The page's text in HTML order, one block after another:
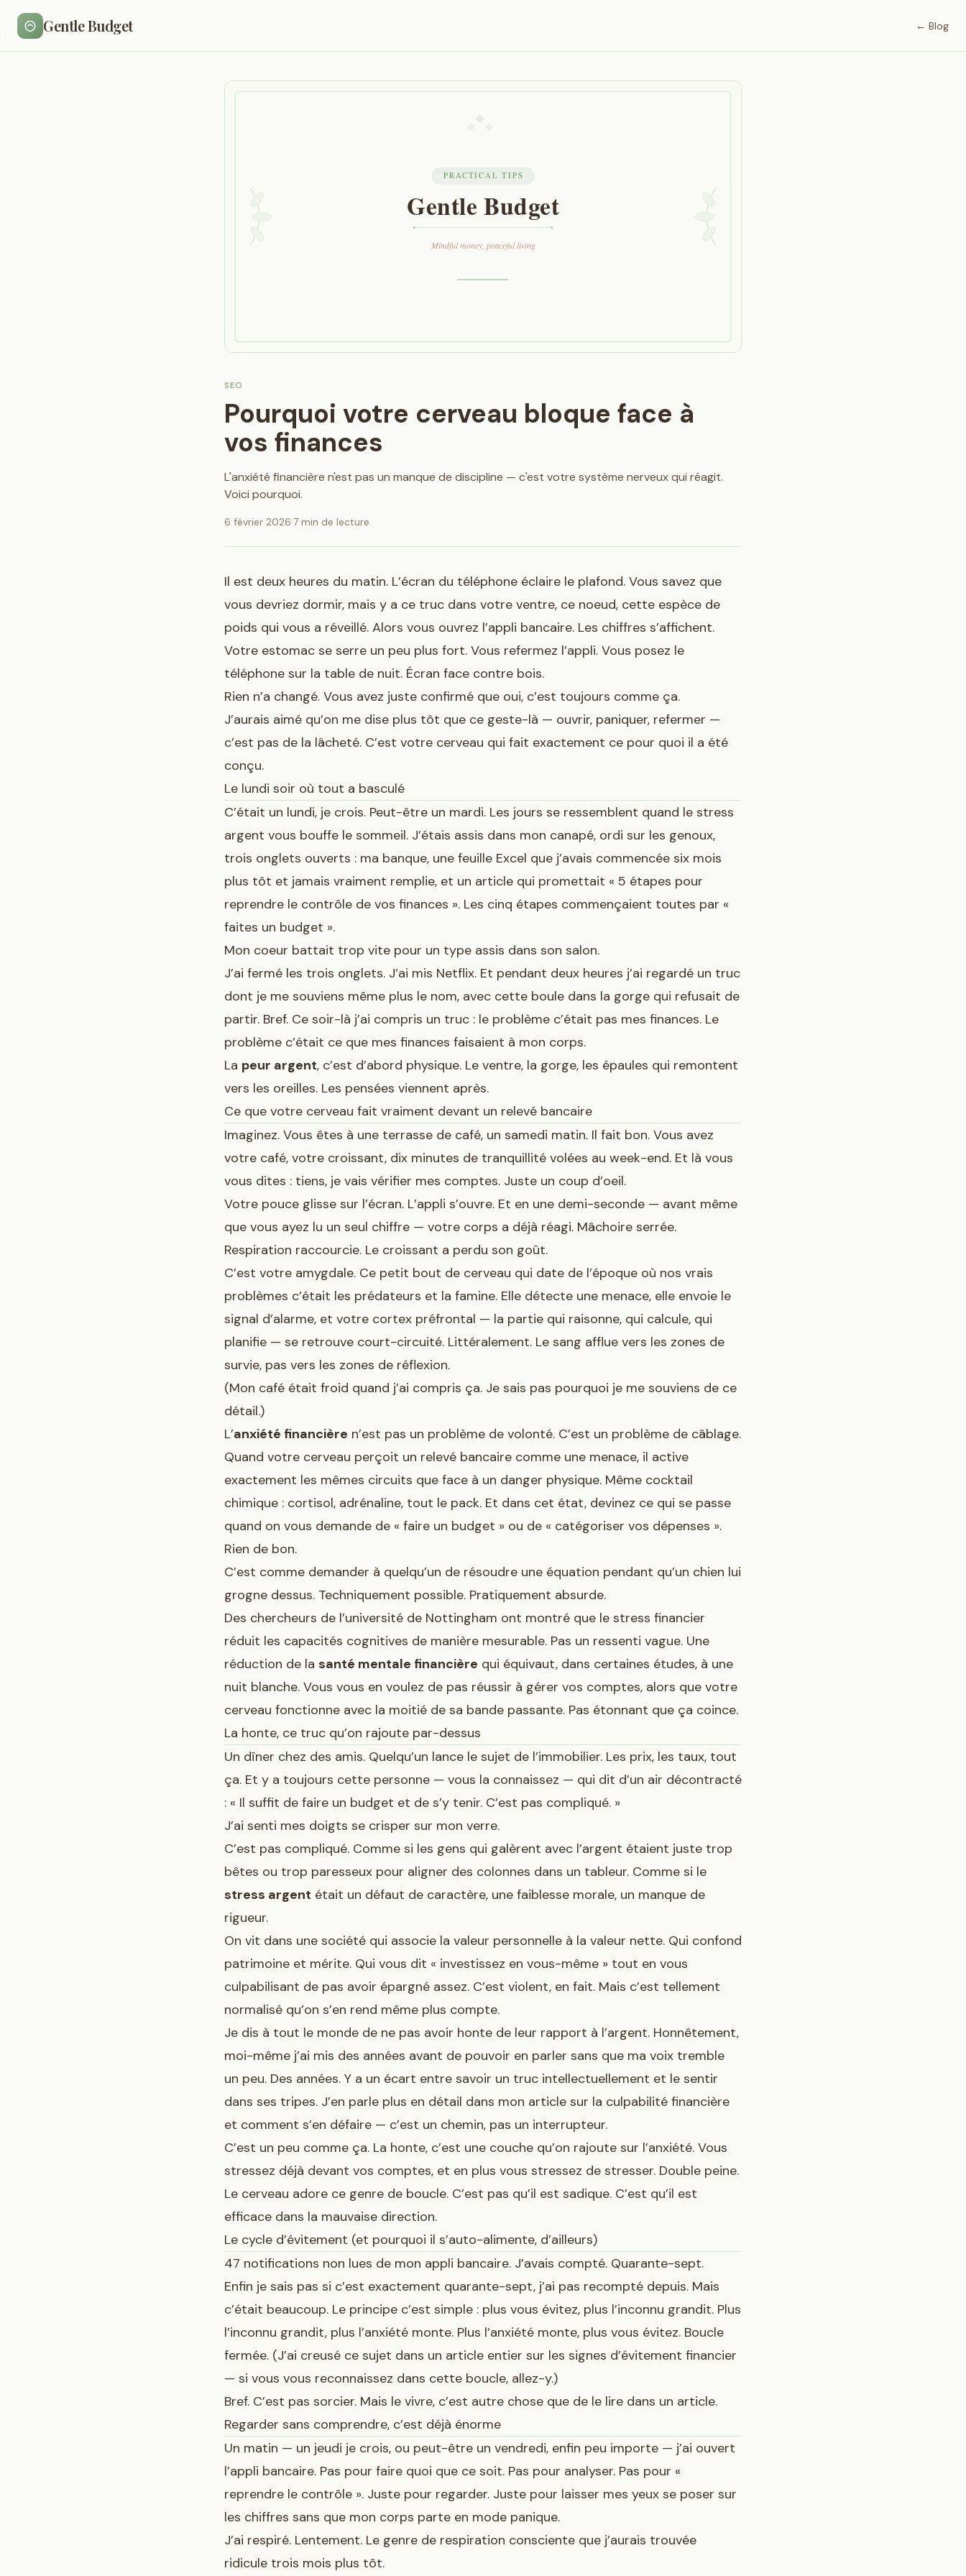
Gentle Budget ← Blog
SEO
Pourquoi votre cerveau bloque face à
vos finances
L'anxiété financière n'est pas un manque de discipline — c'est votre système nerveux qui réagit.
Voici pourquoi.
6 février 2026·7 min de lecture
Il est deux heures du matin. L’écran du téléphone éclaire le plafond. Vous savez que
vous devriez dormir, mais y a ce truc dans votre ventre, ce noeud, cette espèce de
poids qui vous a réveillé. Alors vous ouvrez l’appli bancaire. Les chiffres s’affichent.
Votre estomac se serre un peu plus fort. Vous refermez l’appli. Vous posez le
téléphone sur la table de nuit. Écran face contre bois.
Rien n’a changé. Vous avez juste confirmé que oui, c’est toujours comme ça.
J’aurais aimé qu’on me dise plus tôt que ce geste-là — ouvrir, paniquer, refermer —
c’est pas de la lâcheté. C’est votre cerveau qui fait exactement ce pour quoi il a été
conçu.
Le lundi soir où tout a basculé
C’était un lundi, je crois. Peut-être un mardi. Les jours se ressemblent quand le stress
argent vous bouffe le sommeil. J’étais assis dans mon canapé, ordi sur les genoux,
trois onglets ouverts : ma banque, une feuille Excel que j’avais commencée six mois
plus tôt et jamais vraiment remplie, et un article qui promettait « 5 étapes pour
reprendre le contrôle de vos finances ». Les cinq étapes commençaient toutes par «
faites un budget ».
Mon coeur battait trop vite pour un type assis dans son salon.
J’ai fermé les trois onglets. J’ai mis Netflix. Et pendant deux heures j’ai regardé un truc
dont je me souviens même plus le nom, avec cette boule dans la gorge qui refusait de
partir. Bref. Ce soir-là j’ai compris un truc : le problème c’était pas mes finances. Le
problème c’était ce que mes finances faisaient à mon corps.
La peur argent, c’est d’abord physique. Le ventre, la gorge, les épaules qui remontent
vers les oreilles. Les pensées viennent après.
Ce que votre cerveau fait vraiment devant un relevé bancaire
Imaginez. Vous êtes à une terrasse de café, un samedi matin. Il fait bon. Vous avez
votre café, votre croissant, dix minutes de tranquillité volées au week-end. Et là vous
vous dites : tiens, je vais vérifier mes comptes. Juste un coup d’oeil.
Votre pouce glisse sur l’écran. L’appli s’ouvre. Et en une demi-seconde — avant même
que vous ayez lu un seul chiffre — votre corps a déjà réagi. Mâchoire serrée.
Respiration raccourcie. Le croissant a perdu son goût.
C’est votre amygdale. Ce petit bout de cerveau qui date de l’époque où nos vrais
problèmes c’était les prédateurs et la famine. Elle détecte une menace, elle envoie le
signal d’alarme, et votre cortex préfrontal — la partie qui raisonne, qui calcule, qui
planifie — se retrouve court-circuité. Littéralement. Le sang afflue vers les zones de
survie, pas vers les zones de réflexion.
(Mon café était froid quand j’ai compris ça. Je sais pas pourquoi je me souviens de ce
détail.)
L’anxiété financière n’est pas un problème de volonté. C’est un problème de câblage.
Quand votre cerveau perçoit un relevé bancaire comme une menace, il active
exactement les mêmes circuits que face à un danger physique. Même cocktail
chimique : cortisol, adrénaline, tout le pack. Et dans cet état, devinez ce qui se passe
quand on vous demande de « faire un budget » ou de « catégoriser vos dépenses ».
Rien de bon.
C’est comme demander à quelqu’un de résoudre une équation pendant qu’un chien lui
grogne dessus. Techniquement possible. Pratiquement absurde.
Des chercheurs de l’université de Nottingham ont montré que le stress financier
réduit les capacités cognitives de manière mesurable. Pas un ressenti vague. Une
réduction de la santé mentale financière qui équivaut, dans certaines études, à une
nuit blanche. Vous vous en voulez de pas réussir à gérer vos comptes, alors que votre
cerveau fonctionne avec la moitié de sa bande passante. Pas étonnant que ça coince.
La honte, ce truc qu’on rajoute par-dessus
Un dîner chez des amis. Quelqu’un lance le sujet de l’immobilier. Les prix, les taux, tout
ça. Et y a toujours cette personne — vous la connaissez — qui dit d’un air décontracté
: « Il suffit de faire un budget et de s’y tenir. C’est pas compliqué. »
J’ai senti mes doigts se crisper sur mon verre.
C’est pas compliqué. Comme si les gens qui galèrent avec l’argent étaient juste trop
bêtes ou trop paresseux pour aligner des colonnes dans un tableur. Comme si le
stress argent était un défaut de caractère, une faiblesse morale, un manque de
rigueur.
On vit dans une société qui associe la valeur personnelle à la valeur nette. Qui confond
patrimoine et mérite. Qui vous dit « investissez en vous-même » tout en vous
culpabilisant de pas avoir épargné assez. C’est violent, en fait. Mais c’est tellement
normalisé qu’on s’en rend même plus compte.
Je dis à tout le monde de ne pas avoir honte de leur rapport à l’argent. Honnêtement,
moi-même j’ai mis des années avant de pouvoir en parler sans que ma voix tremble
un peu. Des années. Y a un écart entre savoir un truc intellectuellement et le sentir
dans ses tripes. J’en parle plus en détail dans mon article sur la culpabilité financière
et comment s’en défaire — c’est un chemin, pas un interrupteur.
C’est un peu comme ça. La honte, c’est une couche qu’on rajoute sur l’anxiété. Vous
stressez déjà devant vos comptes, et en plus vous stressez de stresser. Double peine.
Le cerveau adore ce genre de boucle. C’est pas qu’il est sadique. C’est qu’il est
efficace dans la mauvaise direction.
Le cycle d’évitement (et pourquoi il s’auto-alimente, d’ailleurs)
47 notifications non lues de mon appli bancaire. J’avais compté. Quarante-sept.
Enfin je sais pas si c’est exactement quarante-sept, j’ai pas recompté depuis. Mais
c’était beaucoup. Le principe c’est simple : plus vous évitez, plus l’inconnu grandit. Plus
l’inconnu grandit, plus l’anxiété monte. Plus l’anxiété monte, plus vous évitez. Boucle
fermée. (J’ai creusé ce sujet dans un article entier sur les signes d’évitement financier
— si vous vous reconnaissez dans cette boucle, allez-y.)
Bref. C’est pas sorcier. Mais le vivre, c’est autre chose que de le lire dans un article.
Regarder sans comprendre, c’est déjà énorme
Un matin — un jeudi je crois, ou peut-être un vendredi, enfin peu importe — j’ai ouvert
l’appli bancaire. Pas pour faire quoi que ce soit. Pas pour analyser. Pas pour «
reprendre le contrôle ». Juste pour regarder. Juste pour laisser mes yeux se poser sur
les chiffres sans que mon corps parte en mode panique.
J’ai respiré. Lentement. Le genre de respiration consciente que j’aurais trouvée
ridicule trois mois plus tôt.